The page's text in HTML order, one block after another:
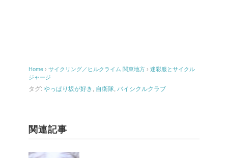
Home › サイクリング／ヒルクライム 関東地方 › 迷彩服とサイクル
ジャージ
タグ: やっぱり坂が好き , 自衛隊, バイシクルクラブ
関連記事